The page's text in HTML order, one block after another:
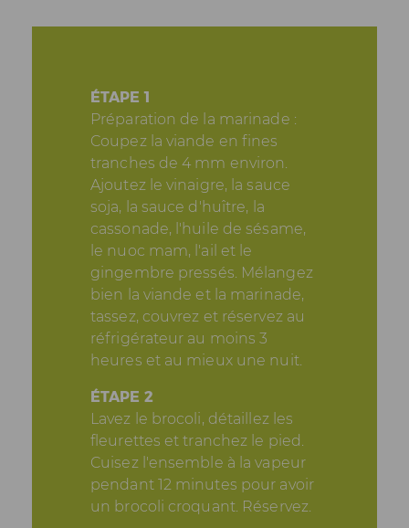
ÉTAPE 1
Préparation de la marinade :
Coupez la viande en fines
tranches de 4 mm environ.
Ajoutez le vinaigre, la sauce
soja, la sauce d'huître, la
cassonade, l'huile de sésame,
le nuoc mam, l'ail et le
gingembre pressés. Mélangez
bien la viande et la marinade,
tassez, couvrez et réservez au
réfrigérateur au moins 3
heures et au mieux une nuit.
ÉTAPE 2
Lavez le brocoli, détaillez les
fleurettes et tranchez le pied.
Cuisez l'ensemble à la vapeur
pendant 12 minutes pour avoir
un brocoli croquant. Réservez.